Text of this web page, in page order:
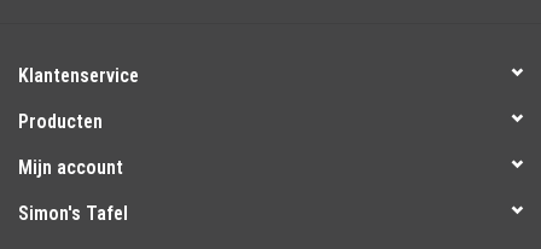
Klantenservice
Producten
Mijn account
Simon's Tafel